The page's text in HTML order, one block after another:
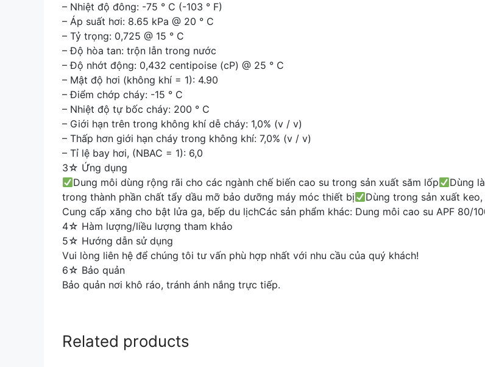
– Nhiệt độ đông: -75 ° C (-103 ° F)
– Áp suất hơi: 8.65 kPa @ 20 ° C
– Tỷ trọng: 0,725 @ 15 ° C
– Độ hòa tan: trộn lẫn trong nước
– Độ nhớt động: 0,432 centipoise (cP) @ 25 ° C
– Mật độ hơi (không khí = 1): 4.90
– Điểm chớp cháy: -15 ° C
– Nhiệt độ tự bốc cháy: 200 ° C
– Giới hạn trên trong không khí dễ cháy: 1,0% (v / v)
– Thấp hơn giới hạn cháy trong không khí: 7,0% (v / v)
– Tỉ lệ bay hơi, (NBAC = 1): 6,0
3☆ Ứng dụng
Dung môi dùng rộng rãi cho các ngành chế biến cao su trong sản xuất săm lốp
Dùng
trong thành phần chất tẩy dầu mỡ bảo dưỡng máy móc thiết bị
Dùng trong sản xuất
Cung cấp xăng cho bật lửa ga, bếp du lịchCác sản phẩm khác: Dung môi cao su APF 80/
4☆ Hàm lượng/liều lượng tham khảo
5☆ Hướng dẫn sử dụng
Vui lòng liên hệ để chúng tôi tư vấn phù hợp nhất với nhu cầu của quý khách!
6☆ Bảo quản
Bảo quản nơi khô ráo, tránh ánh nắng trực tiếp.
Related products